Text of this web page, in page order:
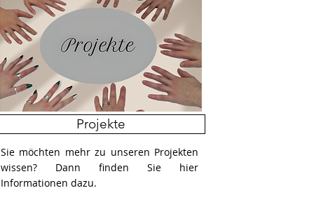
Sie möchten mehr zu unseren Projekten
wissen? Dann finden Sie hier
Informationen dazu.
Projekte